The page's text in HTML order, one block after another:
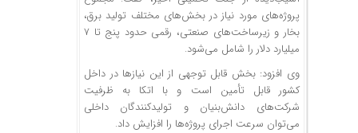
پروژه‌های مورد نیاز در بخش‌های مختلف تولید برق،
بخار و زیرساخت‌های صنعتی، رقمی حدود پنج تا ۷
میلیارد دلار را شامل می‌شود.
وی افزود: بخش قابل توجهی از این نیاز‌ها در داخل
کشور قابل تأمین است و با اتکا به ظرفیت
شرکت‌های دانش‌بنیان و تولیدکنندگان داخلی
می‌توان سرعت اجرای پروژه‌ها را افزایش داد.